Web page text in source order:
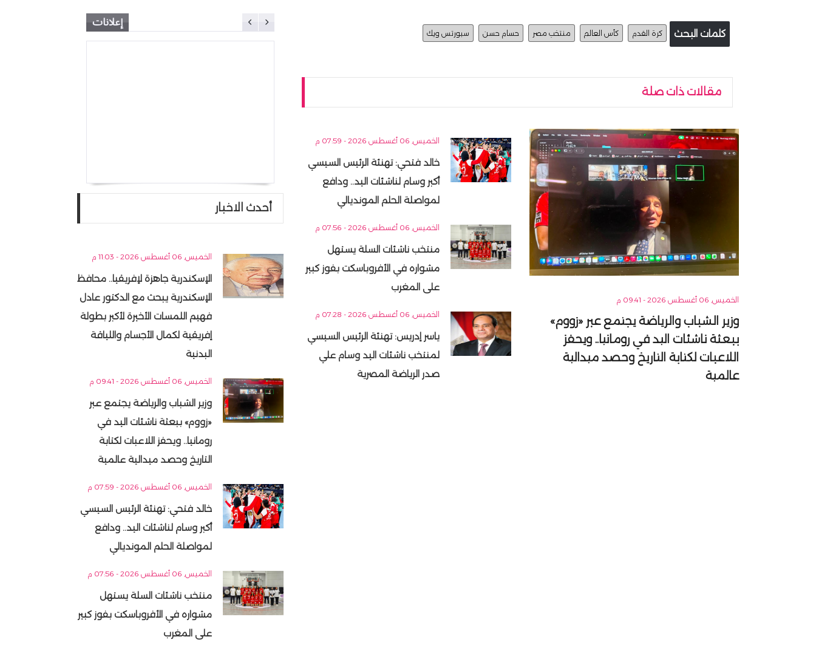
كلمات البحث كرة القدم كأس العالم منتخب مصر حسام حسن سبورتس ويك
مقالات ذات صلة
الخميس, 06 أغسطس 2026 - 09:41 م
وزير الشباب والرياضة يجتمع عبر «زووم»
ببعثة ناشئات اليد في رومانيا.. ويحفز
اللاعبات لكتابة التاريخ وحصد ميدالية
عالمية
الخميس, 06 أغسطس 2026 - 07:59 م
خالد فتحي: تهنئة الرئيس السيسي
أكبر وسام لناشئات اليد.. ودافع
لمواصلة الحلم المونديالي
الخميس, 06 أغسطس 2026 - 07:56 م
منتخب ناشئات السلة يستهل
مشواره في الأفروباسكت بفوز كبير
على المغرب
الخميس, 06 أغسطس 2026 - 07:28 م
ياسر إدريس: تهنئة الرئيس السيسي
لمنتخب ناشئات اليد وسام علي
صدر الرياضة المصرية
إعلانات
أحدث الاخبار
الخميس, 06 أغسطس 2026 - 11:03 م
الإسكندرية جاهزة لإفريقيا.. محافظ
الإسكندرية يبحث مع الدكتور عادل
فهيم اللمسات الأخيرة لأكبر بطولة
إفريقية لكمال الأجسام واللياقة
البدنية
الخميس, 06 أغسطس 2026 - 09:41 م
وزير الشباب والرياضة يجتمع عبر
«زووم» ببعثة ناشئات اليد في
رومانيا.. ويحفز اللاعبات لكتابة
التاريخ وحصد ميدالية عالمية
الخميس, 06 أغسطس 2026 - 07:59 م
خالد فتحي: تهنئة الرئيس السيسي
أكبر وسام لناشئات اليد.. ودافع
لمواصلة الحلم المونديالي
الخميس, 06 أغسطس 2026 - 07:56 م
منتخب ناشئات السلة يستهل
مشواره في الأفروباسكت بفوز كبير
على المغرب